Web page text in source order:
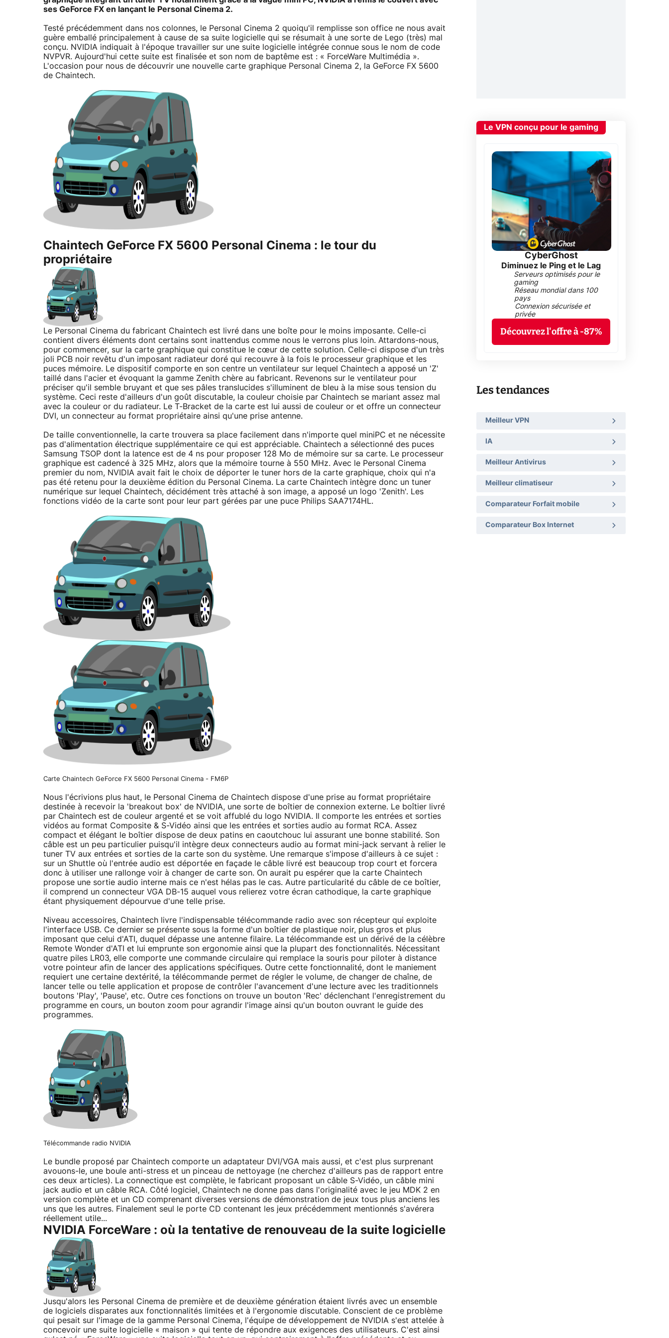
ses GeForce FX en lançant le Personal Cinema 2.
Testé précédemment dans nos colonnes, le Personal Cinema 2 quoiqu'il remplisse son office ne nous avait
guère emballé principalement à cause de sa suite logicielle qui se résumait à une sorte de Lego (très) mal
conçu. NVIDIA indiquait à l'époque travailler sur une suite logicielle intégrée connue sous le nom de code
NVPVR. Aujourd'hui cette suite est finalisée et son nom de baptême est : « ForceWare Multimédia ».
L'occasion pour nous de découvrir une nouvelle carte graphique Personal Cinema 2, la GeForce FX 5600
de Chaintech.
Chaintech GeForce FX 5600 Personal Cinema : le tour du
propriétaire
Le Personal Cinema du fabricant Chaintech est livré dans une boîte pour le moins imposante. Celle-ci
contient divers éléments dont certains sont inattendus comme nous le verrons plus loin. Attardons-nous,
pour commencer, sur la carte graphique qui constitue le cœur de cette solution. Celle-ci dispose d'un très
joli PCB noir revêtu d'un imposant radiateur doré qui recouvre à la fois le processeur graphique et les
puces mémoire. Le dispositif comporte en son centre un ventilateur sur lequel Chaintech a apposé un 'Z'
taillé dans l'acier et évoquant la gamme Zenith chère au fabricant. Revenons sur le ventilateur pour
préciser qu'il semble bruyant et que ses pâles translucides s'illuminent de bleu à la mise sous tension du
système. Ceci reste d'ailleurs d'un goût discutable, la couleur choisie par Chaintech se mariant assez mal
avec la couleur or du radiateur. Le T-Bracket de la carte est lui aussi de couleur or et offre un connecteur
DVI, un connecteur au format propriétaire ainsi qu'une prise antenne.
De taille conventionnelle, la carte trouvera sa place facilement dans n'importe quel miniPC et ne nécessite
pas d'alimentation électrique supplémentaire ce qui est appréciable. Chaintech a sélectionné des puces
Samsung TSOP dont la latence est de 4 ns pour proposer 128 Mo de mémoire sur sa carte. Le processeur
graphique est cadencé à 325 MHz, alors que la mémoire tourne à 550 MHz. Avec le Personal Cinema
premier du nom, NVIDIA avait fait le choix de déporter le tuner hors de la carte graphique, choix qui n'a
pas été retenu pour la deuxième édition du Personal Cinema. La carte Chaintech intègre donc un tuner
numérique sur lequel Chaintech, décidément très attaché à son image, a apposé un logo 'Zenith'. Les
fonctions vidéo de la carte sont pour leur part gérées par une puce Philips SAA7174HL.
Carte Chaintech GeForce FX 5600 Personal Cinema - FM6P
Nous l'écrivions plus haut, le Personal Cinema de Chaintech dispose d'une prise au format propriétaire
destinée à recevoir la 'breakout box' de NVIDIA, une sorte de boîtier de connexion externe. Le boîtier livré
par Chaintech est de couleur argenté et se voit affublé du logo NVIDIA. Il comporte les entrées et sorties
vidéos au format Composite & S-Vidéo ainsi que les entrées et sorties audio au format RCA. Assez
compact et élégant le boîtier dispose de deux patins en caoutchouc lui assurant une bonne stabilité. Son
câble est un peu particulier puisqu'il intègre deux connecteurs audio au format mini-jack servant à relier le
tuner TV aux entrées et sorties de la carte son du système. Une remarque s'impose d'ailleurs à ce sujet :
sur un Shuttle où l'entrée audio est déportée en façade le câble livré est beaucoup trop court et forcera
donc à utiliser une rallonge voir à changer de carte son. On aurait pu espérer que la carte Chaintech
propose une sortie audio interne mais ce n'est hélas pas le cas. Autre particularité du câble de ce boîtier,
il comprend un connecteur VGA DB-15 auquel vous relierez votre écran cathodique, la carte graphique
étant physiquement dépourvue d'une telle prise.
Niveau accessoires, Chaintech livre l'indispensable télécommande radio avec son récepteur qui exploite
l'interface USB. Ce dernier se présente sous la forme d'un boîtier de plastique noir, plus gros et plus
imposant que celui d'ATI, duquel dépasse une antenne filaire. La télécommande est un dérivé de la célèbre
Remote Wonder d'ATI et lui emprunte son ergonomie ainsi que la plupart des fonctionnalités. Nécessitant
quatre piles LR03, elle comporte une commande circulaire qui remplace la souris pour piloter à distance
votre pointeur afin de lancer des applications spécifiques. Outre cette fonctionnalité, dont le maniement
requiert une certaine dextérité, la télécommande permet de régler le volume, de changer de chaîne, de
lancer telle ou telle application et propose de contrôler l'avancement d'une lecture avec les traditionnels
boutons 'Play', 'Pause', etc. Outre ces fonctions on trouve un bouton 'Rec' déclenchant l'enregistrement du
programme en cours, un bouton zoom pour agrandir l'image ainsi qu'un bouton ouvrant le guide des
programmes.
Télécommande radio NVIDIA
Le bundle proposé par Chaintech comporte un adaptateur DVI/VGA mais aussi, et c'est plus surprenant
avouons-le, une boule anti-stress et un pinceau de nettoyage (ne cherchez d'ailleurs pas de rapport entre
ces deux articles). La connectique est complète, le fabricant proposant un câble S-Vidéo, un câble mini
jack audio et un câble RCA. Côté logiciel, Chaintech ne donne pas dans l'originalité avec le jeu MDK 2 en
version complète et un CD comprenant diverses versions de démonstration de jeux tous plus anciens les
uns que les autres. Finalement seul le porte CD contenant les jeux précédemment mentionnés s'avérera
réellement utile...
NVIDIA ForceWare : où la tentative de renouveau de la suite logicielle
Jusqu'alors les Personal Cinema de première et de deuxième génération étaient livrés avec un ensemble
de logiciels disparates aux fonctionnalités limitées et à l'ergonomie discutable. Conscient de ce problème
qui pesait sur l'image de la gamme Personal Cinema, l'équipe de développement de NVIDIA s'est attelée à
concevoir une suite logicielle « maison » qui tente de répondre aux exigences des utilisateurs. C'est ainsi
Le VPN conçu pour le gaming
CyberGhost
Diminuez le Ping et le Lag
Serveurs optimisés pour le
gaming
Réseau mondial dans 100
pays
Connexion sécurisée et
privée
Découvrez l'offre à -87%
Les tendances
Meilleur VPN
IA
Meilleur Antivirus
Meilleur climatiseur
Comparateur Forfait mobile
Comparateur Box Internet